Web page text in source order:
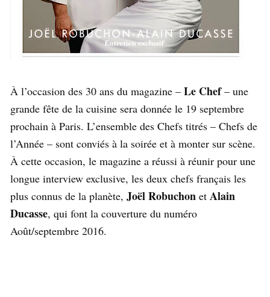
À l’occasion des 30 ans du magazine – Le Chef– une
grande fête de la cuisine sera donnée le 19 septembre
prochain à Paris. L’ensemble des Chefs titrés – Chefs de
l’Année – sont conviés à la soirée et à monter sur scène.
À cette occasion, le magazine a réussi à réunir pour une
longue interview exclusive, les deux chefs français les
plus connus de la planète, Joël Robuchon et Alain
Ducasse, qui font la couverture du numéro
Août/septembre 2016.